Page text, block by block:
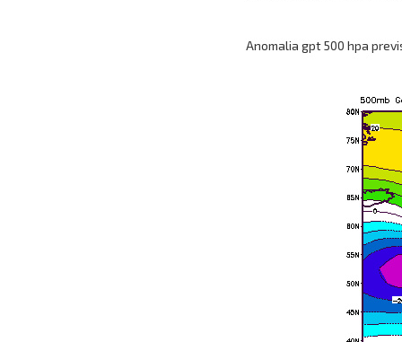
Anomalia gpt 500 hpa